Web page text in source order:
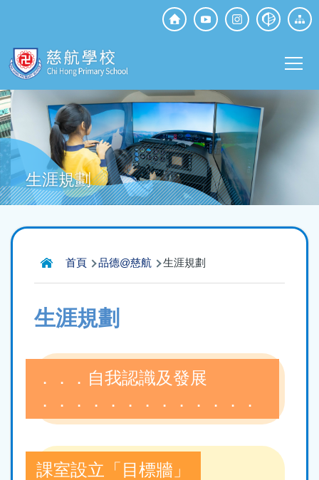
Top
Social
生涯規劃
導
航
連
結
首頁 品德@慈航 生涯規劃
生涯規劃
．．．自我認識及發展
．．．．．．．．．．．．．
課室設立「目標牆」